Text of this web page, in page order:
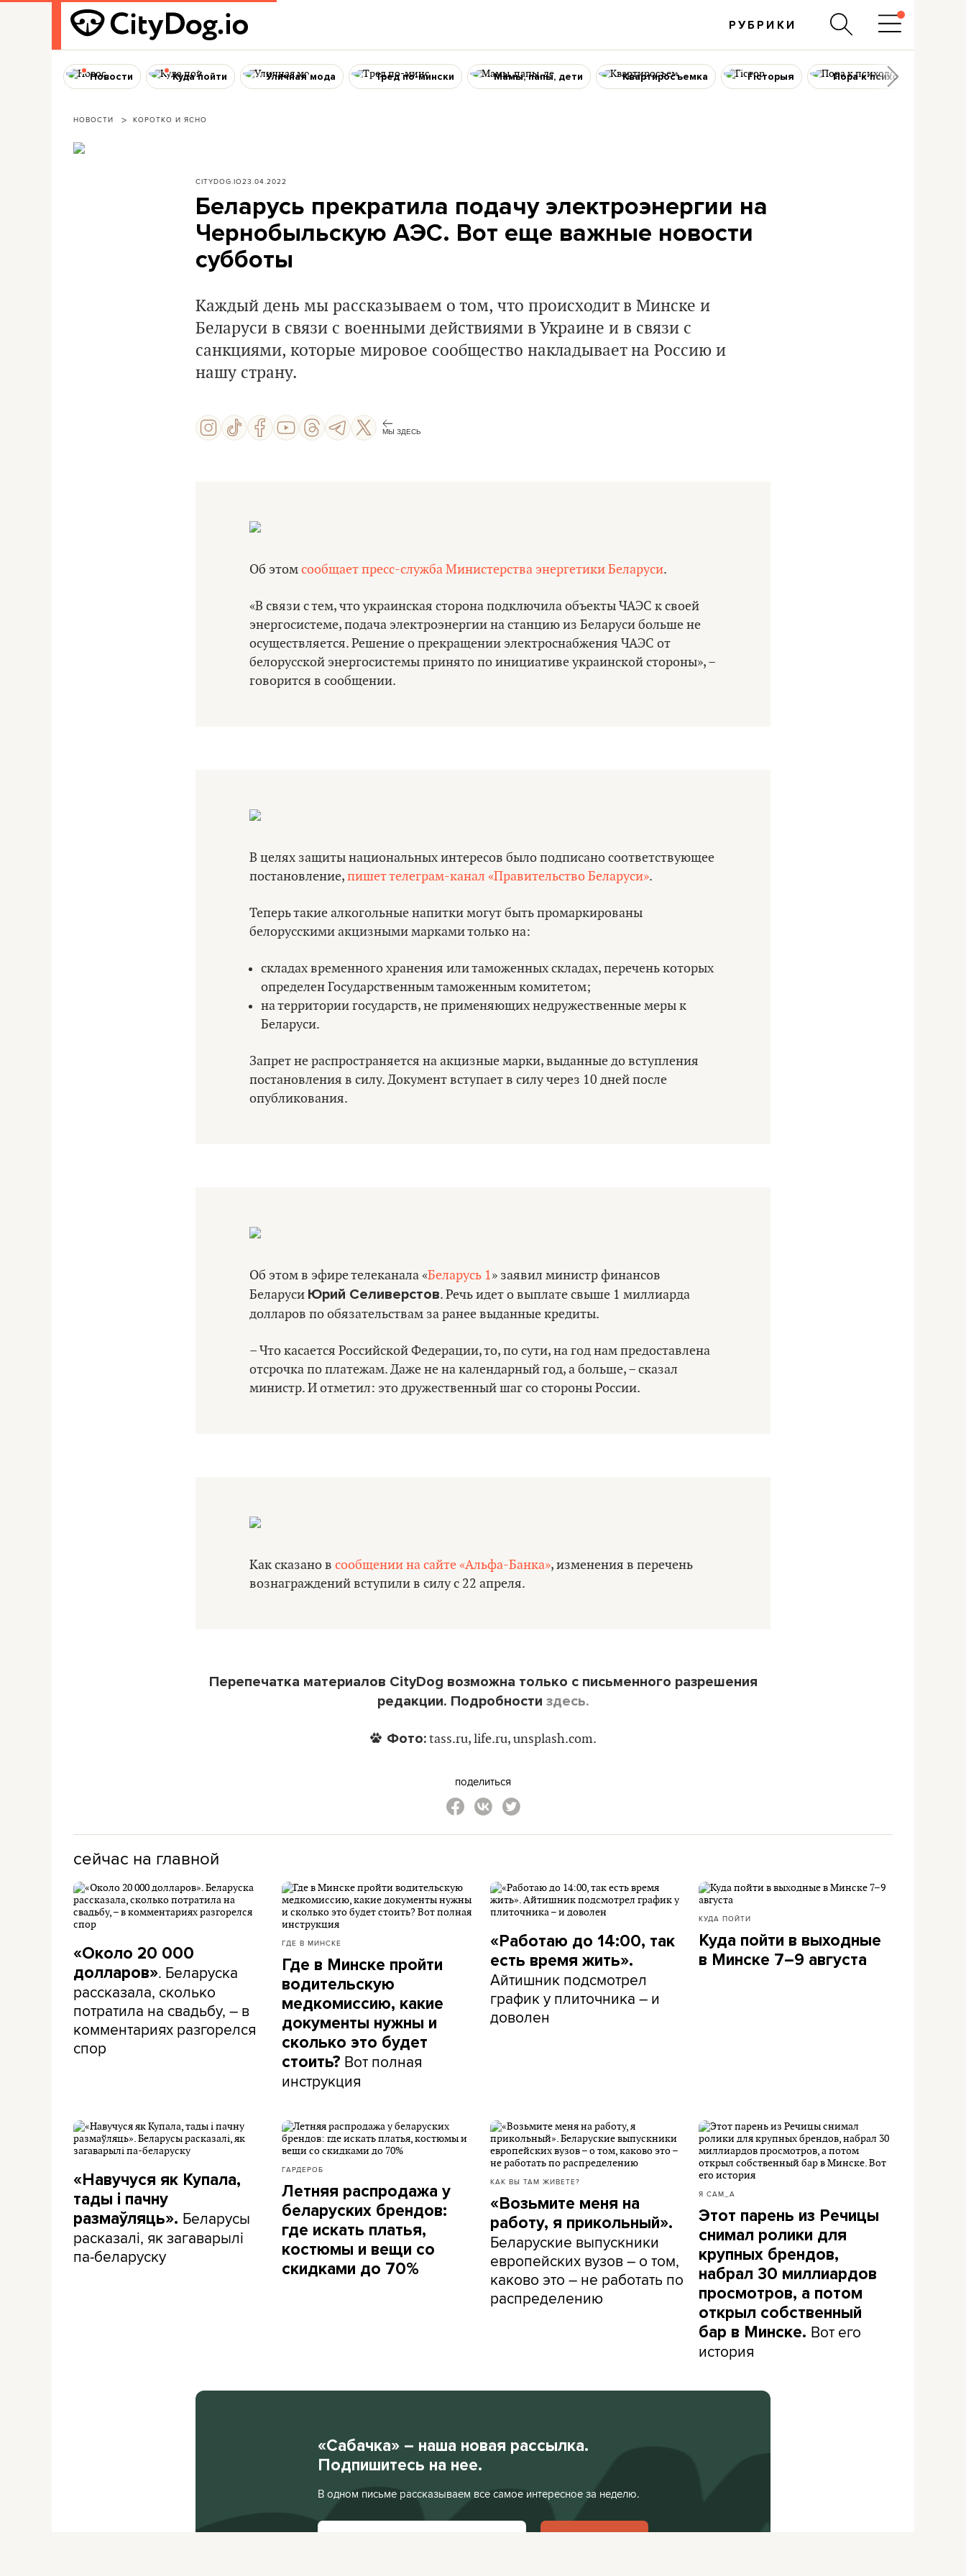
РУБРИКИ
Новости Куда пойти Уличная мода Тред по-мински Мамы, папы, дети Квартиросъемка Гісторыя Пора к психологу
НОВОСТИ КОРОТКО И ЯСНО
CITYDOG.IO23.04.2022
Беларусь прекратила подачу электроэнергии на
Чернобыльскую АЭС. Вот еще важные новости
субботы
Каждый день мы рассказываем о том, что происходит в Минске и
Беларуси в связи с военными действиями в Украине и в связи с
санкциями, которые мировое сообщество накладывает на Россию и
нашу страну.
МЫ ЗДЕСЬ
Об этомсообщает пресс-служба Министерства энергетики Беларуси.
«В связи с тем, что украинская сторона подключила объекты ЧАЭС к своей
энергосистеме, подача электроэнергии на станцию из Беларуси больше не
осуществляется. Решение о прекращении электроснабжения ЧАЭС от
белорусской энергосистемы принято по инициативе украинской стороны», –
говорится в сообщении.
В целях защиты национальных интересов было подписано соответствующее
постановление,пишет телеграм-канал «Правительство Беларуси».
Теперь такие алкогольные напитки могут быть промаркированы
белорусскими акцизными марками только на:
складах временного хранения или таможенных складах, перечень которых
определен Государственным таможенным комитетом;
на территории государств, не применяющих недружественные меры к
Беларуси.
Запрет не распространяется на акцизные марки, выданные до вступления
постановления в силу. Документ вступает в силу через 10 дней после
опубликования.
Об этом в эфире телеканала «Беларусь 1» заявил министр финансов
Беларуси Юрий Селиверстов. Речь идет о выплате свыше 1 миллиарда
долларов по обязательствам за ранее выданные кредиты.
– Что касается Российской Федерации, то, по сути, на год нам предоставлена
отсрочка по платежам. Даже не на календарный год, а больше, – сказал
министр. И отметил: это дружественный шаг со стороны России.
Как сказано в сообщении на сайте «Альфа-Банка», изменения в перечень
вознаграждений вступили в силу с 22 апреля.
Перепечатка материалов CityDog возможна только с письменного разрешения
редакции. Подробности здесь.
Фото:tass.ru, life.ru, unsplash.com.
поделиться
сейчас на главной
«Около 20 000
долларов». Беларуска
рассказала, сколько
потратила на свадьбу, – в
комментариях разгорелся
спор
ГДЕ В МИНСКЕ
Где в Минске пройти
водительскую
медкомиссию, какие
документы нужны и
сколько это будет
стоить? Вот полная
инструкция
«Работаю до 14:00, так
есть время жить».
Айтишник подсмотрел
график у плиточника – и
доволен
КУДА ПОЙТИ
Куда пойти в выходные
в Минске 7–9 августа
«Навучуся як Купала,
тады і пачну
размаўляць». Беларусы
расказалі, як загаварылі
па-беларуску
ГАРДЕРОБ
Летняя распродажа у
беларуских брендов:
где искать платья,
костюмы и вещи со
скидками до 70%
КАК ВЫ ТАМ ЖИВЕТЕ?
«Возьмите меня на
работу, я прикольный».
Беларуские выпускники
европейских вузов – о том,
каково это – не работать по
распределению
Я САМ_А
Этот парень из Речицы
снимал ролики для
крупных брендов,
набрал 30 миллиардов
просмотров, а потом
открыл собственный
бар в Минске. Вот его
история
«Сабачка» – наша новая рассылка.
Подпишитесь на нее.
В одном письме рассказываем все самое интересное за неделю.
Подписаться